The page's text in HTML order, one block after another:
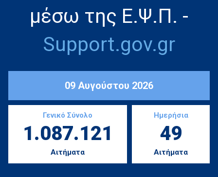
μέσω της Ε.Ψ.Π. -
Support.gov.gr
09 Αυγούστου 2026
Γενικό Σύνολο
1.087.121
Αιτήματα
Ημερήσια
49
Αιτήματα